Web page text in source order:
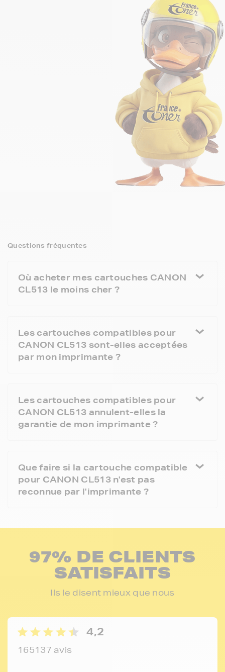
Questions fréquentes
Où acheter mes cartouches CANON
CL513 le moins cher ?
Les cartouches compatibles pour
CANON CL513 sont-elles acceptées
par mon imprimante ?
Les cartouches compatibles pour
CANON CL513 annulent-elles la
garantie de mon imprimante ?
Que faire si la cartouche compatible
pour CANON CL513 n'est pas
reconnue par l'imprimante ?
97% DE CLIENTS
SATISFAITS
Ils le disent mieux que nous
4,2
165137 avis